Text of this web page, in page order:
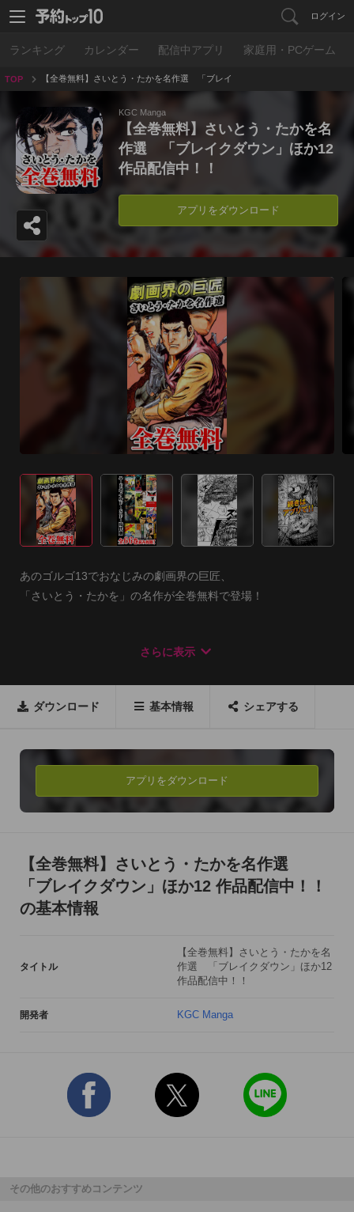
ログイン
ランキング カレンダー 配信中アプリ 家庭用・PCゲーム
TOP
【全巻無料】さいとう・たかを名作選 「ブレイ
クダウン」ほか12 作品配信中！！
KGC Manga
【全巻無料】さいとう・たかを名
作選 「ブレイクダウン」ほか12
作品配信中！！
アプリをダウンロード
あのゴルゴ13でおなじみの劇画界の巨匠、
「さいとう・たかを」の名作が全巻無料で登場！
巻が、無料で読めるマンガアプリです！
■【全巻無料】さいとう・たかを名作選の作品紹介
新聞記者の大友は特ﾀﾞﾈの取れない落ちこぼれ記者だが友人か
ら小惑星ｳｨﾙﾋﾞｰの変な動きの情報を得る｡
『漂流』(全4巻)
に遭遇｡さらに宇宙のひずみに落ち銀河系の外に･･･
『バロム・１』(全3巻)
秀才で優等生の健太郎とｶﾞｷ大将の猛｡二人は超能力を与えら
『大江戸探索屋 ガイ』(全5巻)
れた青年･ｶﾞｲは犯人探しにかけ回り､ついにその侍と対峙する
『無用ノ介』(全8巻)
用なし犬と呼ばれる賞金稼ぎの＜無用ﾉ介＞｡賞金首･押崎三兄
弟を追って彼らが住む荒れ寺に乗り込んだのだが･･･
題に挑戦｡さて､剣の達人が持つ刀を･･･
さらに表示
ダウンロード 基本情報 シェアする
アプリをダウンロード
【全巻無料】さいとう・たかを名作選
「ブレイクダウン」ほか12 作品配信中！！
の基本情報
タイトル
【全巻無料】さいとう・たかを名
作選 「ブレイクダウン」ほか12
作品配信中！！
開発者 KGC Manga
その他のおすすめコンテンツ